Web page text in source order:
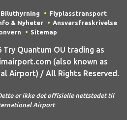
Biluthyrning
Flyplasstransport
& Nyheter
Ansvarsfraskrivelse
Sitemap
Try Quantum OU trading as
(also known as
Airport) / All Rights Reserved.
Dette er ikke det offisielle nettstedet til
Airport